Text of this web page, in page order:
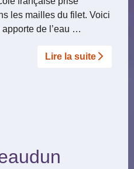
les mailles du filet. Voici
apporte de l’eau …
Lire la suite­­